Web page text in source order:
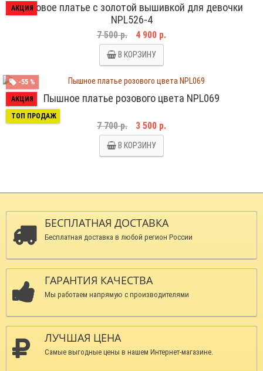
АКЦИЯ
Розовое платье с золотой вышивкой для девочки
NPL526-4
7 500 р. 4 900 р.
В КОРЗИНУ
-55 %
АКЦИЯ
ТОП ПРОДАЖ
Пышное платье розового цвета NPL069
7 700 р. 3 500 р.
В КОРЗИНУ
БЕСПЛАТНАЯ ДОСТАВКА
Бесплатная доставка в любой регион России
ГАРАНТИЯ КАЧЕСТВА
Мы работаем напрямую с производителями
ЛУЧШАЯ ЦЕНА
Самые выгодные цены в нашем Интернет-магазине.